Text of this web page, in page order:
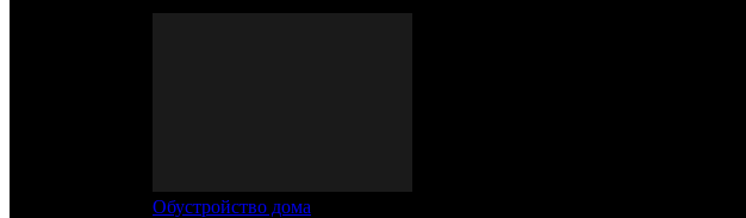
Обустройство дома